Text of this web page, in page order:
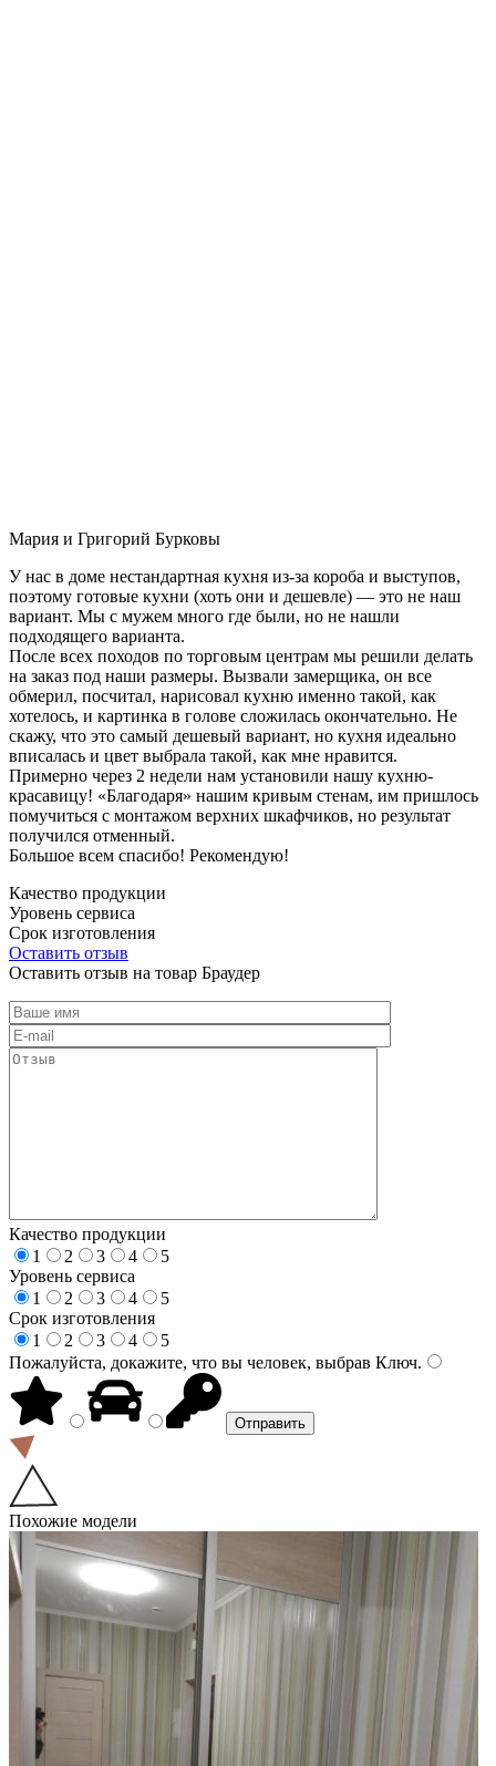
Мария и Григорий Бурковы
У нас в доме нестандартная кухня из-за короба и выступов,
поэтому готовые кухни (хоть они и дешевле) — это не наш
вариант. Мы с мужем много где были, но не нашли
подходящего варианта.
После всех походов по торговым центрам мы решили делать
на заказ под наши размеры. Вызвали замерщика, он все
обмерил, посчитал, нарисовал кухню именно такой, как
хотелось, и картинка в голове сложилась окончательно. Не
скажу, что это самый дешевый вариант, но кухня идеально
вписалась и цвет выбрала такой, как мне нравится.
Примерно через 2 недели нам установили нашу кухню-
красавицу! «Благодаря» нашим кривым стенам, им пришлось
помучиться с монтажом верхних шкафчиков, но результат
получился отменный.
Большое всем спасибо! Рекомендую!
Качество продукции
Уровень сервиса
Срок изготовления
Оставить отзыв
Оставить отзыв на товар Браудер
Качество продукции
1
2 3 4
5
Уровень сервиса
1
2 3 4
5
Срок изготовления
1
2 3 4
5
Пожалуйста, докажите, что вы человек, выбрав Ключ.
Похожие модели